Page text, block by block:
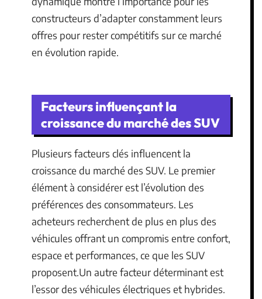
constructeurs d’adapter constamment leurs
offres pour rester compétitifs sur ce marché
en évolution rapide.
Facteurs influençant la
croissance du marché des SUV
Plusieurs facteurs clés influencent la
croissance du marché des SUV. Le premier
élément à considérer est l’évolution des
préférences des consommateurs. Les
acheteurs recherchent de plus en plus des
véhicules offrant un compromis entre confort,
espace et performances, ce que les SUV
proposent.Un autre facteur déterminant est
l’essor des véhicules électriques et hybrides.